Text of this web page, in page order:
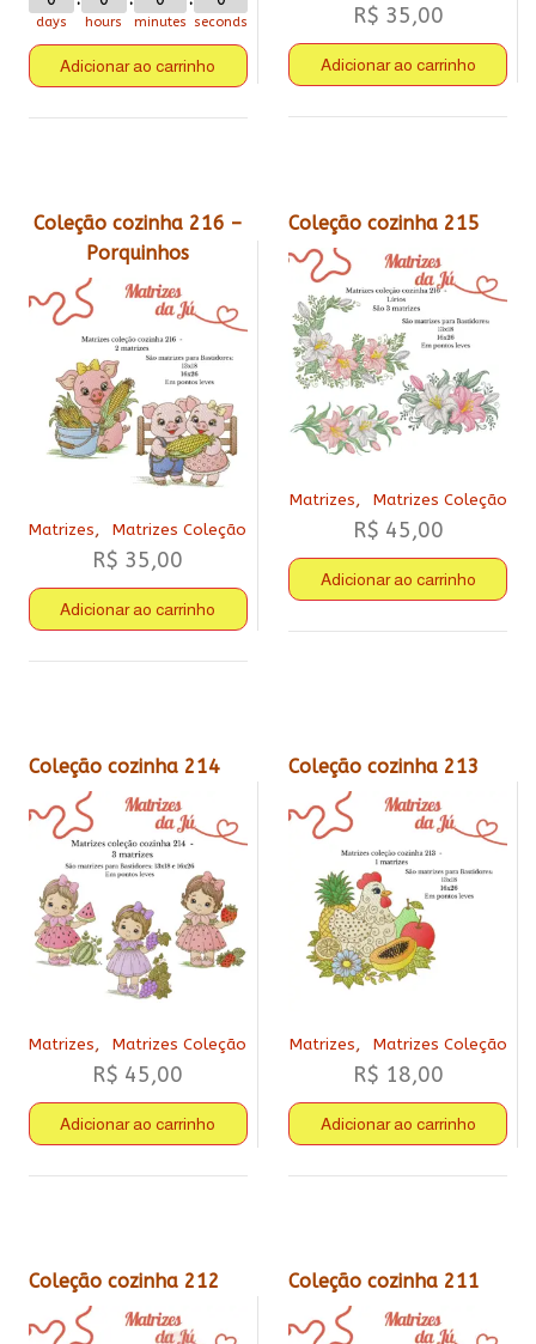
days hours minutes seconds
Adicionar ao carrinho
R$ 35,00
Adicionar ao carrinho
Coleção cozinha 216 –
Porquinhos
Matrizes, Matrizes Coleção
R$ 35,00
Adicionar ao carrinho
Coleção cozinha 215
Matrizes, Matrizes Coleção
R$ 45,00
Adicionar ao carrinho
Coleção cozinha 214
Matrizes, Matrizes Coleção
R$ 45,00
Adicionar ao carrinho
Coleção cozinha 213
Matrizes, Matrizes Coleção
R$ 18,00
Adicionar ao carrinho
Coleção cozinha 212 Coleção cozinha 211